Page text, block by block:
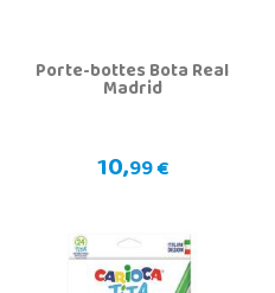
Porte-bottes Bota Real
Madrid
10,99 €